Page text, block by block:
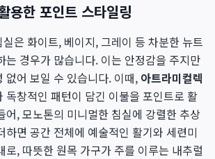
용한 포인트 스타일링
은 화이트, 베이지, 그레이 등 차분한 뉴트
는 경우가 많습니다. 이는 안정감을 주지만
없어 보일 수 있습니다. 이때, 아트라미컬렉
독창적인 패턴이 담긴 이불을 포인트로 활
어, 모노톤의 미니멀한 침실에 강렬한 추상
하면 공간 전체에 예술적인 활기와 세련미
로, 따뜻한 원목 가구가 주를 이루는 내추럴